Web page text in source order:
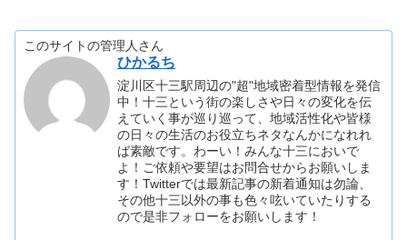
このサイトの管理人さん
ひかるち
淀川区十三駅周辺の"超"地域密着型情報を発信
中！十三という街の楽しさや日々の変化を伝
えていく事が巡り巡って、地域活性化や皆様
の日々の生活のお役立ちネタなんかになれれ
ば素敵です。わーい！みんな十三においで
よ！ご依頼や要望はお問合せからお願いしま
す！Twitterでは最新記事の新着通知は勿論、
その他十三以外の事も色々呟いていたりする
ので是非フォローをお願いします！